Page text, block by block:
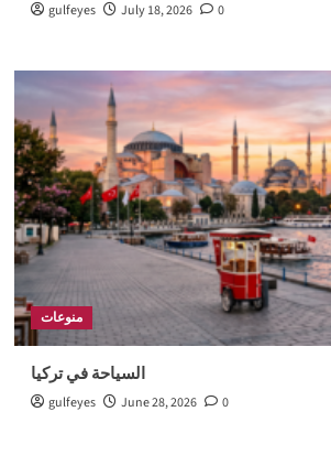
gulfeyes July 18, 2026 0
منوعات
السياحة في تركيا
gulfeyes June 28, 2026 0